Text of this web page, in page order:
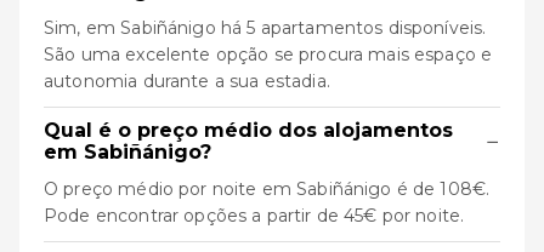
Sim, em Sabiñánigo há 5 apartamentos disponíveis.
São uma excelente opção se procura mais espaço e
autonomia durante a sua estadia.
Qual é o preço médio dos alojamentos
em Sabiñánigo?
−
O preço médio por noite em Sabiñánigo é de 108€.
Pode encontrar opções a partir de 45€ por noite.